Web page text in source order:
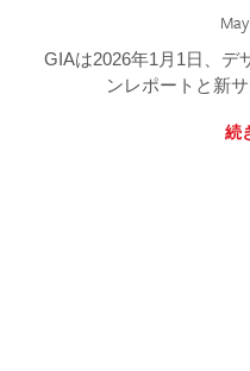
GIAは2026年1月1日、デ
ンレポートと新
続